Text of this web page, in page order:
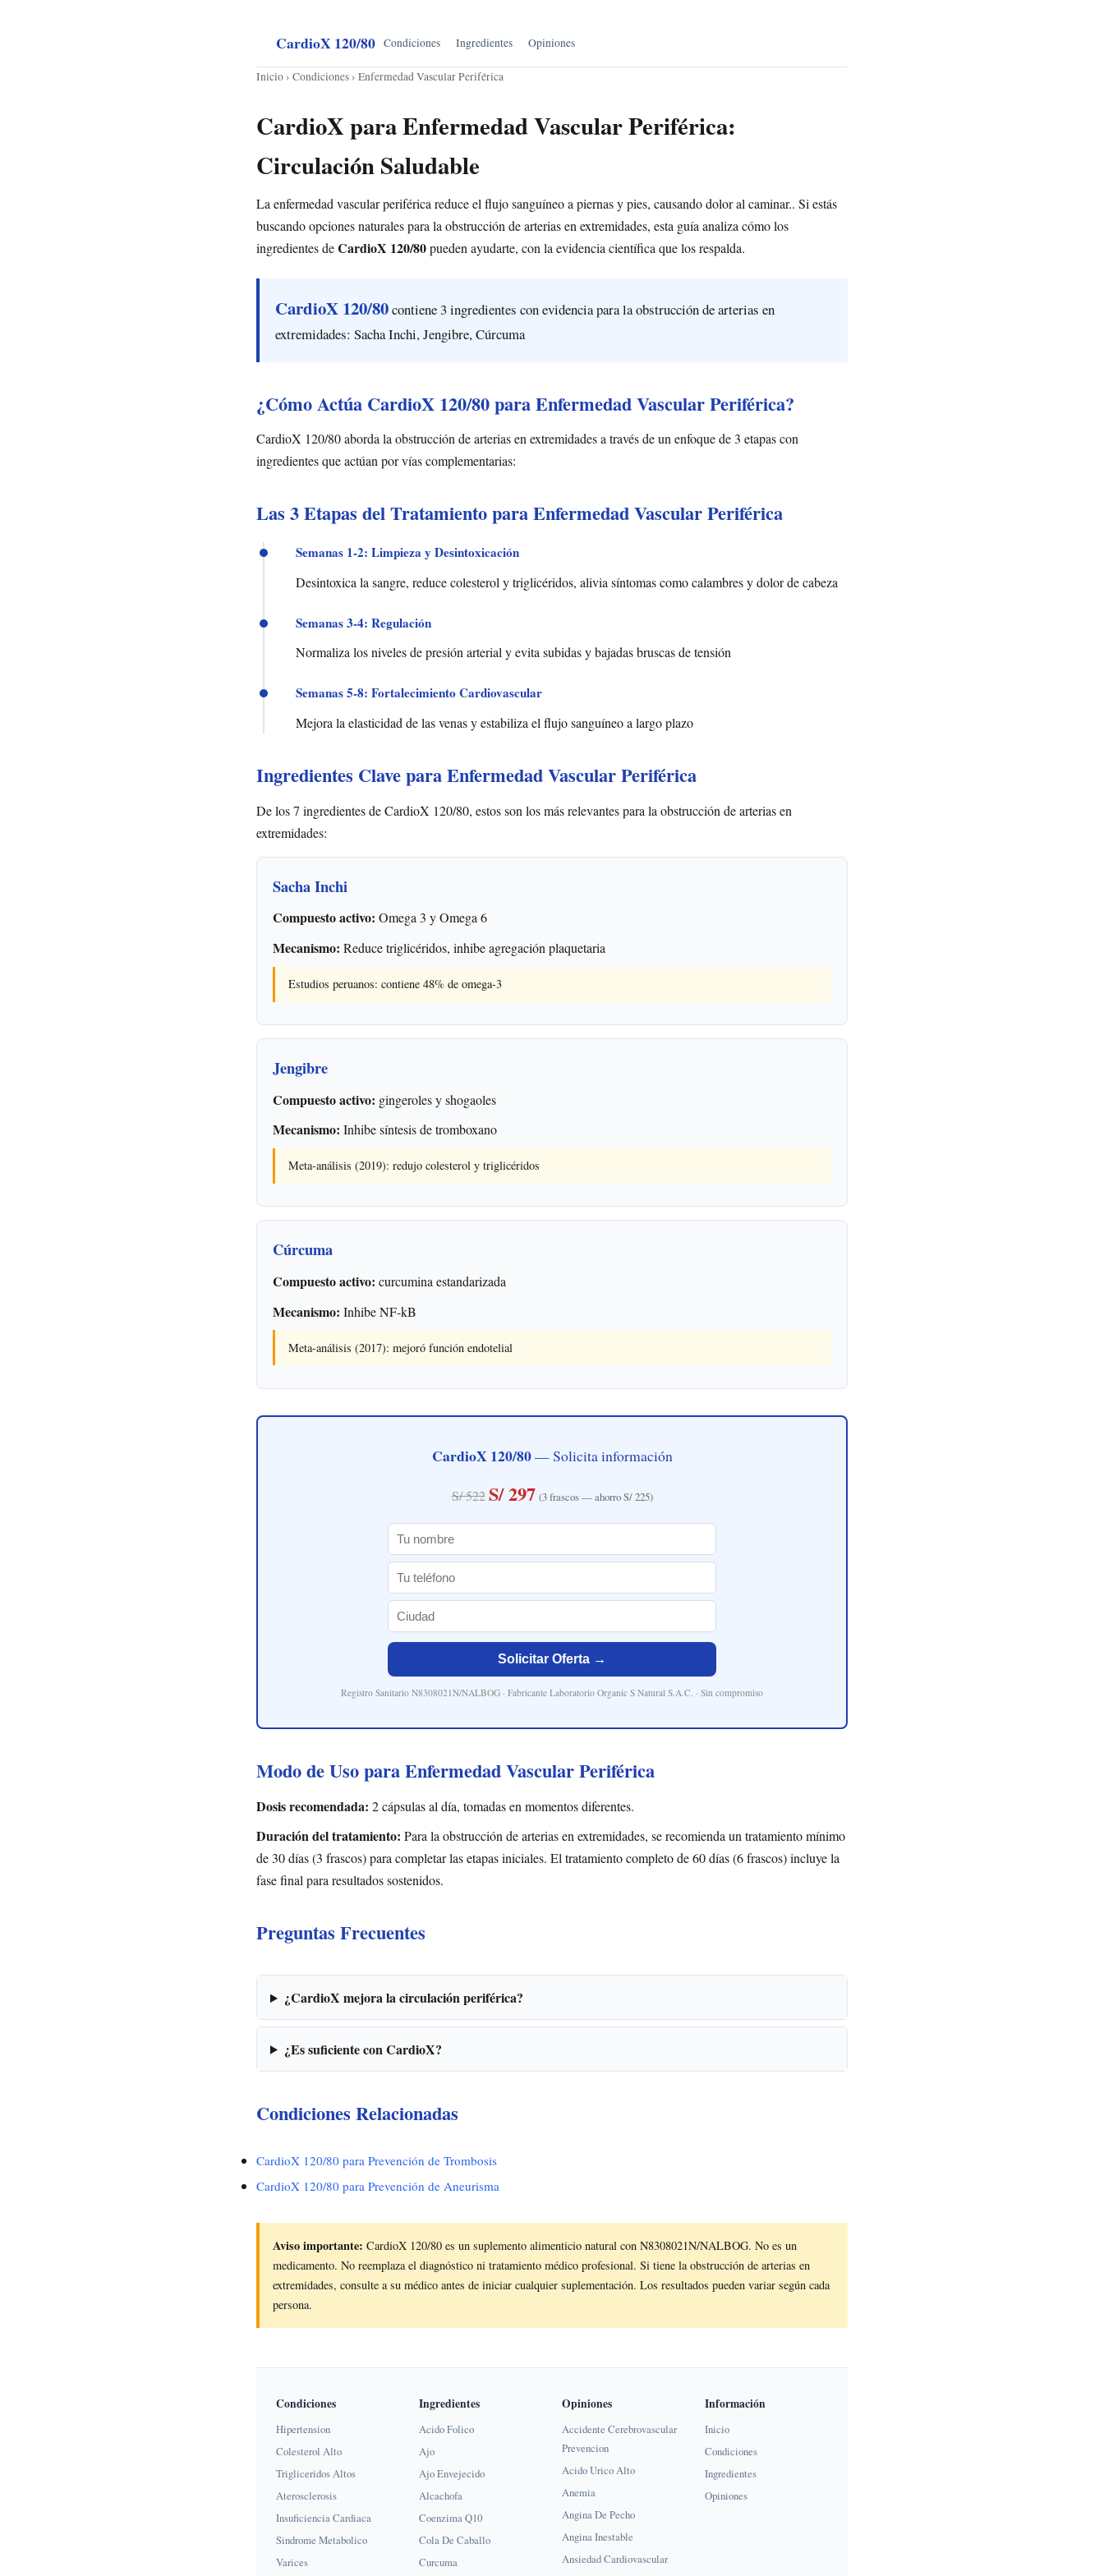
CardioX 120/80 Condiciones Ingredientes Opiniones
Inicio› Condiciones› Enfermedad Vascular Periférica
CardioX para Enfermedad Vascular Periférica:
Circulación Saludable
La enfermedad vascular periférica reduce el flujo sanguíneo a piernas y pies, causando dolor al caminar.. Si estás
buscando opciones naturales para la obstrucción de arterias en extremidades, esta guía analiza cómo los
ingredientes deCardioX 120/80pueden ayudarte, con la evidencia científica que los respalda.
CardioX 120/80contiene 3 ingredientes con evidencia para la obstrucción de arterias en
extremidades: Sacha Inchi, Jengibre, Cúrcuma
¿Cómo Actúa CardioX 120/80 para Enfermedad Vascular Periférica?
CardioX 120/80 aborda la obstrucción de arterias en extremidades a través de un enfoque de 3 etapas con
ingredientes que actúan por vías complementarias:
Las 3 Etapas del Tratamiento para Enfermedad Vascular Periférica
Semanas 1-2: Limpieza y Desintoxicación
Desintoxica la sangre, reduce colesterol y triglicéridos, alivia síntomas como calambres y dolor de cabeza
Semanas 3-4: Regulación
Normaliza los niveles de presión arterial y evita subidas y bajadas bruscas de tensión
Semanas 5-8: Fortalecimiento Cardiovascular
Mejora la elasticidad de las venas y estabiliza el flujo sanguíneo a largo plazo
Ingredientes Clave para Enfermedad Vascular Periférica
De los 7 ingredientes de CardioX 120/80, estos son los más relevantes para la obstrucción de arterias en
extremidades:
Sacha Inchi
Compuesto activo: Omega 3 y Omega 6
Mecanismo: Reduce triglicéridos, inhibe agregación plaquetaria
Estudios peruanos: contiene 48% de omega-3
Jengibre
Compuesto activo: gingeroles y shogaoles
Mecanismo: Inhibe síntesis de tromboxano
Meta-análisis (2019): redujo colesterol y triglicéridos
Cúrcuma
Compuesto activo: curcumina estandarizada
Mecanismo: Inhibe NF-kB
Meta-análisis (2017): mejoró función endotelial
CardioX 120/80— Solicita información
S/ 522 S/ 297 (3 frascos — ahorro S/ 225)
Solicitar Oferta →
Registro Sanitario N8308021N/NALBOG · Fabricante Laboratorio Organic S Natural S.A.C. · Sin compromiso
Modo de Uso para Enfermedad Vascular Periférica
Dosis recomendada: 2 cápsulas al día, tomadas en momentos diferentes.
Duración del tratamiento: Para la obstrucción de arterias en extremidades, se recomienda un tratamiento mínimo
de 30 días (3 frascos) para completar las etapas iniciales. El tratamiento completo de 60 días (6 frascos) incluye la
fase final para resultados sostenidos.
Preguntas Frecuentes
¿CardioX mejora la circulación periférica?
¿Es suficiente con CardioX?
Condiciones Relacionadas
CardioX 120/80 para Prevención de Trombosis
CardioX 120/80 para Prevención de Aneurisma
Aviso importante: CardioX 120/80 es un suplemento alimenticio natural con N8308021N/NALBOG. No es un
medicamento. No reemplaza el diagnóstico ni tratamiento médico profesional. Si tiene la obstrucción de arterias en
extremidades, consulte a su médico antes de iniciar cualquier suplementación. Los resultados pueden variar según cada
persona.
Condiciones
Hipertension
Colesterol Alto
Trigliceridos Altos
Aterosclerosis
Insuficiencia Cardiaca
Sindrome Metabolico
Varices
Ingredientes
Acido Folico
Ajo
Ajo Envejecido
Alcachofa
Coenzima Q10
Cola De Caballo
Curcuma
Opiniones
Accidente Cerebrovascular
Prevencion
Acido Urico Alto
Anemia
Angina De Pecho
Angina Inestable
Ansiedad Cardiovascular
Información
Inicio
Condiciones
Ingredientes
Opiniones